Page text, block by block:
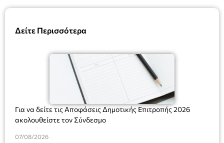
Δείτε Περισσότερα
Για να δείτε τις Αποφάσεις Δημοτικής Επιτροπής 2026
ακολουθείστε τον Σύνδεσμο
07/08/2026